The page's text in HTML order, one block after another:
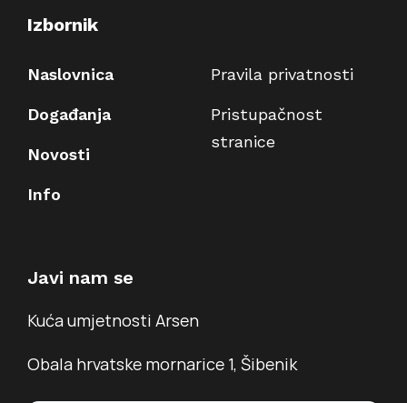
Izbornik
Naslovnica
Događanja
Novosti
Info
Pravila privatnosti
Pristupačnost
stranice
Javi nam se
Kuća umjetnosti Arsen
Obala hrvatske mornarice 1, Šibenik